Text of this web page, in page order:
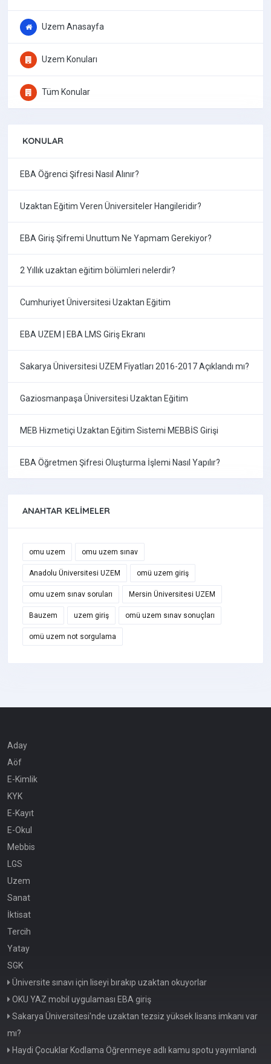
Uzem Anasayfa
Uzem Konuları
Tüm Konular
KONULAR
EBA Öğrenci Şifresi Nasıl Alınır?
Uzaktan Eğitim Veren Üniversiteler Hangileridir?
EBA Giriş Şifremi Unuttum Ne Yapmam Gerekiyor?
2 Yıllık uzaktan eğitim bölümleri nelerdir?
Cumhuriyet Üniversitesi Uzaktan Eğitim
EBA UZEM | EBA LMS Giriş Ekranı
Sakarya Üniversitesi UZEM Fiyatları 2016-2017 Açıklandı mı?
Gaziosmanpaşa Üniversitesi Uzaktan Eğitim
MEB Hizmetiçi Uzaktan Eğitim Sistemi MEBBİS Girişi
EBA Öğretmen Şifresi Oluşturma İşlemi Nasıl Yapılır?
ANAHTAR KELIMELER
omu uzem omu uzem sınav
Anadolu Üniversitesi UZEM omü uzem giriş
omu uzem sınav soruları Mersin Üniversitesi UZEM
Bauzem uzem giriş omü uzem sınav sonuçları
omü uzem not sorgulama
Aday
Aöf
E-Kimlik
KYK
E-Kayıt
E-Okul
Mebbis
LGS
Uzem
Sanat
İktisat
Tercih
Yatay
SGK
Üniversite sınavı için liseyi bırakıp uzaktan okuyorlar
OKU YAZ mobil uygulaması EBA giriş
Sakarya Üniversitesi'nde uzaktan tezsiz yüksek lisans imkanı var
mı?
Haydi Çocuklar Kodlama Öğrenmeye adlı kamu spotu yayımlandı